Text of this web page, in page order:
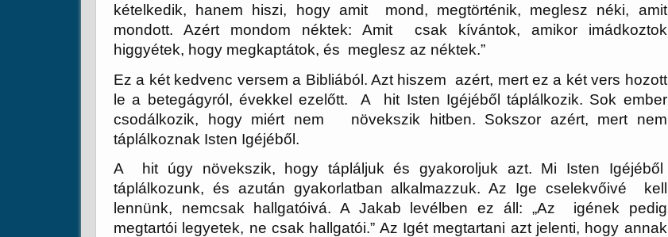
kételkedik, hanem hiszi, hogy amit mond, megtörténik, meglesz néki, amit
mondott. Azért mondom néktek: Amit csak kívántok, amikor imádkoztok
higgyétek, hogy megkaptátok, és meglesz az néktek.”
Ez a két kedvenc versem a Bibliából. Azt hiszem azért, mert ez a két vers hozott
le a betegágyról, évekkel ezelőtt. A hit Isten Igéjéből táplálkozik. Sok ember
csodálkozik, hogy miért nem növekszik hitben. Sokszor azért, mert nem
táplálkoznak Isten Igéjéből.
A hit úgy növekszik, hogy tápláljuk és gyakoroljuk azt. Mi Isten Igéjéből
táplálkozunk, és azután gyakorlatban alkalmazzuk. Az Ige cselekvőivé kell
lennünk, nemcsak hallgatóivá. A Jakab levélben ez áll: „Az igének pedig
megtartói legyetek, ne csak hallgatói.” Az Igét megtartani azt jelenti, hogy annak